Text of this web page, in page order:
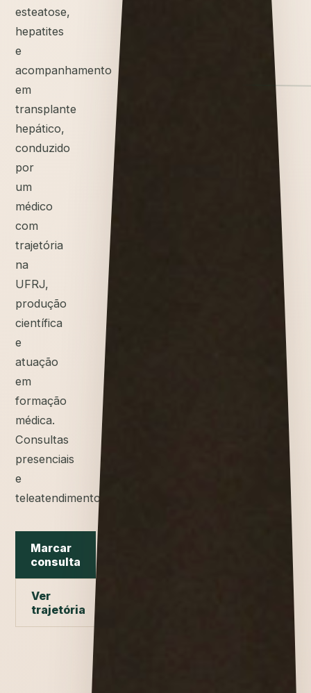
esteatose,
hepatites
e
acompanhamento
em
transplante
hepático,
conduzido
por
um
médico
com
trajetória
na
UFRJ,
produção
científica
e
atuação
em
formação
médica.
Consultas
presenciais
e
teleatendimento.
Marcar
consulta
Ver
trajetória